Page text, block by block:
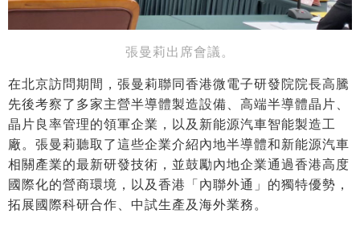
張曼莉出席會議。
在北京訪問期間，張曼莉聯同香港微電子研發院院長高騰
先後考察了多家主營半導體製造設備、高端半導體晶片、
晶片良率管理的領軍企業，以及新能源汽車智能製造工
廠。張曼莉聽取了這些企業介紹內地半導體和新能源汽車
相關產業的最新研發技術，並鼓勵內地企業通過香港高度
國際化的營商環境，以及香港「內聯外通」的獨特優勢，
拓展國際科研合作、中試生產及海外業務。